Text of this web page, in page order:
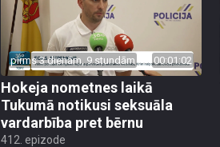
pirms 3 dienām, 9 stundām 00:01:02
Hokeja nometnes laikā
Tukumā notikusi seksuāla
vardarbība pret bērnu
412. epizode